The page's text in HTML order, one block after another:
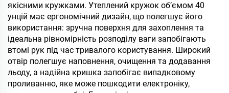
якісними кружками. Утеплений кружок об’ємом 40
унцій має ергономічний дизайн, що полегшує його
використання: зручна поверхня для захоплення та
ідеальна рівномірність розподілу ваги запобігають
втомі рук під час тривалого користування. Широкий
отвір полегшує наповнення, очищення та додавання
льоду, а надійна кришка запобігає випадковому
проливанню, яке може пошкодити електроніку,